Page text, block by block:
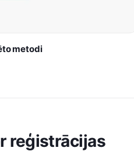
metodi
reģistrācijas